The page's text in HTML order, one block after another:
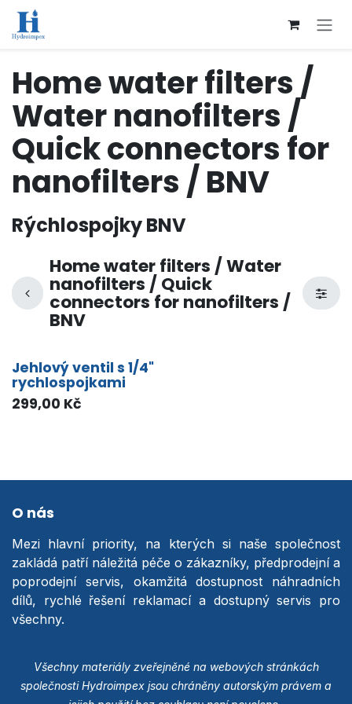
Přejít na obsah
Home water filters /
Water nanofilters /
Quick connectors for
nanofilters / BNV
Rýchlospojky BNV
Home water filters / Water
nanofilters / Quick
connectors for nanofilters /
BNV
Jehlový ventil s 1/4"
rychlospojkami
299,00 Kč
O nás
Mezi hlavní priority, na kterých si naše společnost
zakládá patří náležitá péče o zákazníky, předprodejní a
poprodejní servis, okamžitá dostupnost náhradních
dílů, rychlé řešení reklamací a dostupný servis pro
všechny.
Všechny materiály zveřejněné na webových stránkách
společnosti Hydroimpex jsou chráněny autorským právem a